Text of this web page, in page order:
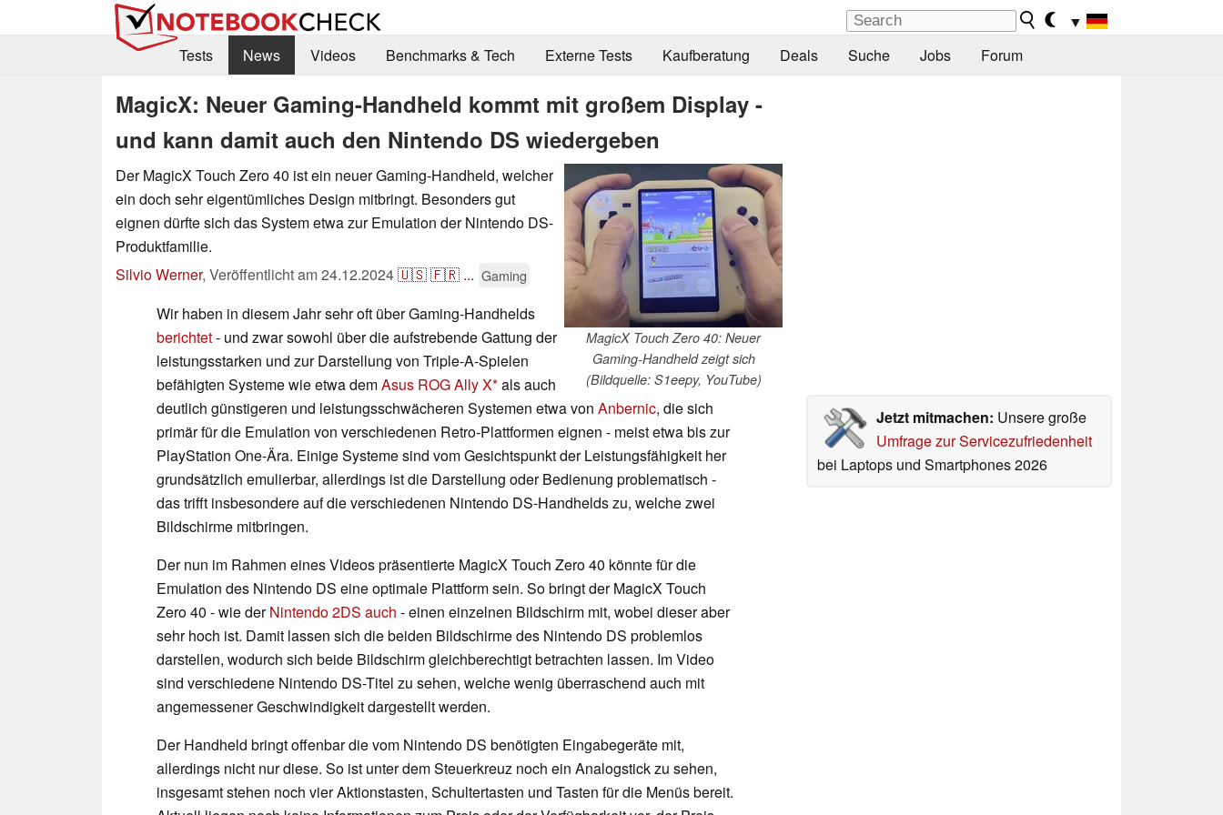
▼
Tests
News Videos Benchmarks & Tech Externe Tests Kaufberatung Deals Suche Jobs Forum
MagicX: Neuer Gaming-Handheld kommt mit großem Display -
und kann damit auch den Nintendo DS wiedergeben
MagicX Touch Zero 40: Neuer
Gaming-Handheld zeigt sich
(Bildquelle: S1eepy, YouTube)
Der MagicX Touch Zero 40 ist ein neuer Gaming-Handheld, welcher
ein doch sehr eigentümliches Design mitbringt. Besonders gut
eignen dürfte sich das System etwa zur Emulation der Nintendo DS-
Produktfamilie.
Silvio Werner, Veröffentlicht am24.12.2024🇺🇸🇫🇷 ... Gaming
Jetzt mitmachen: Unsere große
Umfrage zur Servicezufriedenheit
bei Laptops und Smartphones 2026
Wir haben in diesem Jahr sehr oft über Gaming-Handhelds
berichtet- und zwar sowohl über die aufstrebende Gattung der
leistungsstarken und zur Darstellung von Triple-A-Spielen
befähigten Systeme wie etwa demAsus ROG Ally X als auch
deutlich günstigeren und leistungsschwächeren Systemen etwa von Anbernic, die sich
primär für die Emulation von verschiedenen Retro-Plattformen eignen - meist etwa bis zur
PlayStation One-Ära. Einige Systeme sind vom Gesichtspunkt der Leistungsfähigkeit her
grundsätzlich emulierbar, allerdings ist die Darstellung oder Bedienung problematisch -
das trifft insbesondere auf die verschiedenen Nintendo DS-Handhelds zu, welche zwei
Bildschirme mitbringen.
Der nun im Rahmen eines Videos präsentierte MagicX Touch Zero 40 könnte für die
Emulation des Nintendo DS eine optimale Plattform sein. So bringt der MagicX Touch
Zero 40 - wie derNintendo 2DS auch - einen einzelnen Bildschirm mit, wobei dieser aber
sehr hoch ist. Damit lassen sich die beiden Bildschirme des Nintendo DS problemlos
darstellen, wodurch sich beide Bildschirm gleichberechtigt betrachten lassen. Im Video
sind verschiedene Nintendo DS-Titel zu sehen, welche wenig überraschend auch mit
angemessener Geschwindigkeit dargestellt werden.
Der Handheld bringt offenbar die vom Nintendo DS benötigten Eingabegeräte mit,
allerdings nicht nur diese. So ist unter dem Steuerkreuz noch ein Analogstick zu sehen,
insgesamt stehen noch vier Aktionstasten, Schultertasten und Tasten für die Menüs bereit.